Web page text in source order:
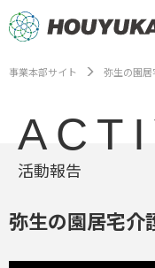
事業本部サイト 弥生の園
活動報告
弥生の園居宅介